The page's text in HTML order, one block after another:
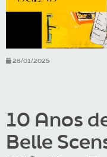
28/01/2025
10 Anos
Belle